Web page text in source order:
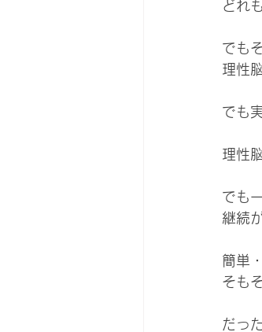
どれ
でも
理性
でも
理性
でも
継続
簡単
そも
だっ